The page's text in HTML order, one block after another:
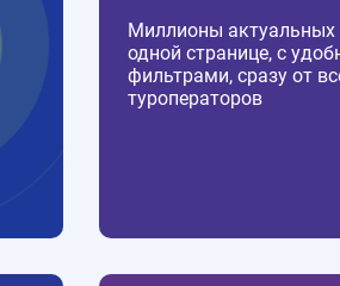
Миллионы актуальных
одной странице, с
фильтрами, сразу от
туроператоров